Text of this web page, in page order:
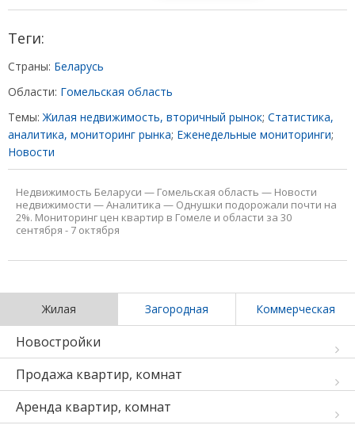
Теги:
Страны: Беларусь
Области: Гомельская область
Темы:Жилая недвижимость, вторичный рынок; Статистика,
аналитика, мониторинг рынка; Еженедельные мониторинги;
Новости
Недвижимость Беларуси — Гомельская область — Новости
недвижимости —Аналитика — Однушки подорожали почти на
2%. Мониторинг цен квартир в Гомеле и области за 30
сентября - 7 октября
Жилая Загородная Коммерческая
Новостройки
Продажа квартир, комнат
Аренда квартир, комнат